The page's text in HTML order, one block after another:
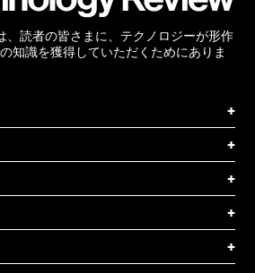
、読者の皆さまに、テクノロジーが形作
知識を獲得していただくためにありま
+
+
+
+
+